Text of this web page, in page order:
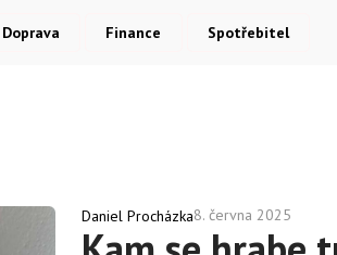
Doprava Finance Spotřebitel
Daniel Procházka8. června 2025